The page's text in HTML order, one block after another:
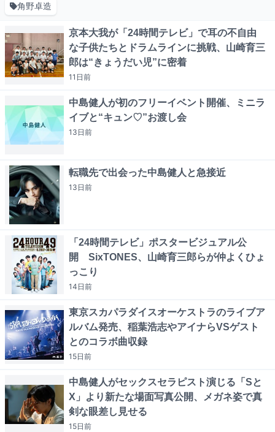
角野卓造
京本大我が「24時間テレビ」で耳の不自由
な子供たちとドラムラインに挑戦、山崎育三
郎は“きょうだい児”に密着
11日前
中島健人が初のフリーイベント開催、ミニラ
イブと“キュン♡”お渡し会
13日前
転職先で出会った中島健人と急接近
13日前
「24時間テレビ」ポスタービジュアル公
開 SixTONES、山崎育三郎らが仲よくひょ
っこり
14日前
東京スカパラダイスオーケストラのライブア
ルバム発売、稲葉浩志やアイナらVSゲスト
とのコラボ曲収録
15日前
中島健人がセックスセラピスト演じる「Sと
X」より新たな場面写真公開、メガネ姿で真
剣な眼差し見せる
15日前